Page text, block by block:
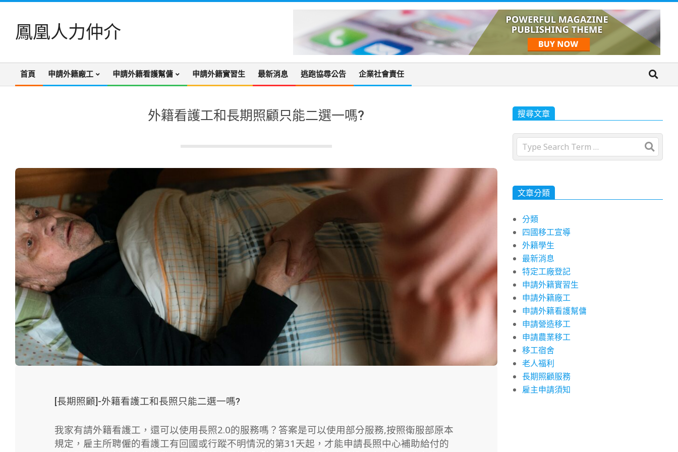
content鳳凰人力仲介
Primary
首頁 申請外籍廠工 申請外籍看護幫傭 申請外籍實習生 最新消息 逃跑協尋公告 企業社會責任
外籍看護工和長期照顧只能二選一嗎?
[長期照顧]-外籍看護工和長照只能二選一嗎?
我家有請外籍看護工，還可以使用長照2.0的服務嗎？答案是可以使用部分服務,按照衛服部原本
規定，雇主所聘僱的看護工有回國或行蹤不明情況的第31天起，才能申請長照中心補助給付的
搜尋文章
Search
文章分類
分類
四國移工宣導
外籍學生
最新消息
特定工廠登記
申請外籍實習生
申請外籍廠工
申請外籍看護幫傭
申請營造移工
申請農業移工
移工宿舍
老人福利
長期照顧服務
雇主申請須知